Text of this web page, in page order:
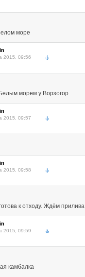
море
2015, 09:56
морем у Ворзогор
2015, 09:57
2015, 09:58
к отходу. Ждём прилива
2015, 09:59
камбалка